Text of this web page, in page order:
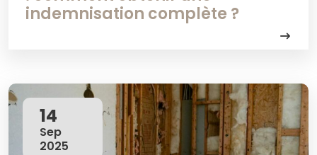
indemnisation complète ?
14
Sep
2025